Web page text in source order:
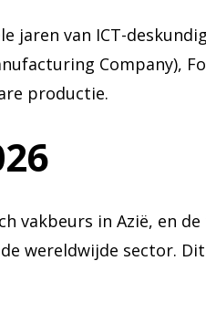
jaren van ICT-
Company),
productie.
vakbeurs in Azië, en
wereldwijde sector.